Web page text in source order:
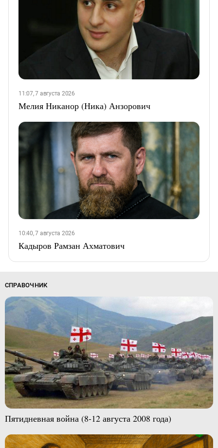
11:07, 7 августа 2026
Мелия Никанор (Ника) Анзорович
10:40, 7 августа 2026
Кадыров Рамзан Ахматович
СПРАВОЧНИК
Пятидневная война (8-12 августа 2008 года)